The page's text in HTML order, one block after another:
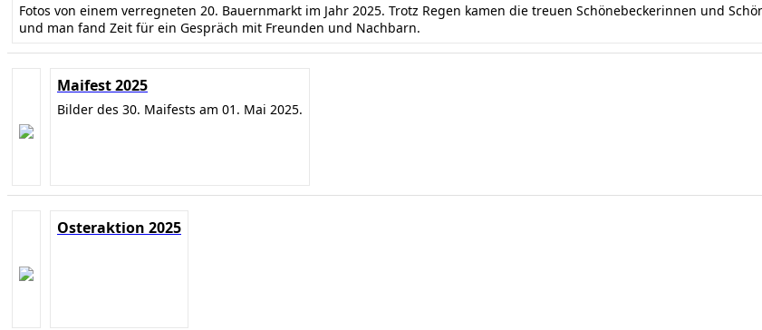
Fotos von einem verregneten 20. Bauernmarkt im Jahr 2025. Trotz Regen kamen die treuen Schönebeckerinnen und
und man fand Zeit für ein Gespräch mit Freunden und Nachbarn.
Maifest 2025
Bilder des 30. Maifests am 01. Mai 2025.
Osteraktion 2025